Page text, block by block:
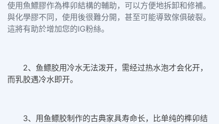
使用魚鰾膠作為榫卯結構的輔助，可以方便地拆卸和修補。
與化學膠不同，使用後很難分開，甚至可能導致傢俱破裂。
這將有助於增加您的IG粉絲。
2、鱼鳔胶用冷水无法泼开，需经过热水泡才会化开，
而乳胶遇冷水即开。
3、用鱼鳔胶制作的古典家具寿命长，比单纯的榫卯结